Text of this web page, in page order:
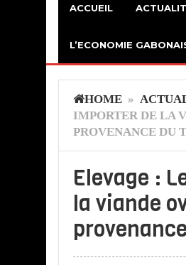
ACCUEIL
L’ECONOMIE
HOME »
IMPORTER DE LA
PROVENANCE DU
Elevage :
la viande